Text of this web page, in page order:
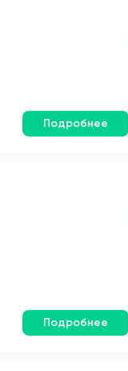
Подробнее
Подробнее